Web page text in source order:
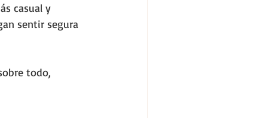
casual y
sentir segura
todo,